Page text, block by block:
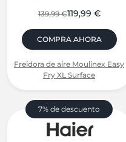
139,99 €119,99 €
COMPRA AHORA
Freidora de aire Moulinex Easy
Fry XL Surface
7% de descuento